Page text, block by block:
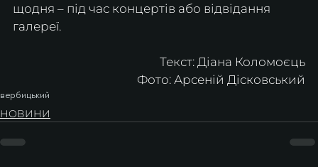
щодня – під час концертів або відвідання
галереї.
Текст: Діана Коломоєць
Фото: Арсеній Дісковський
вербицький
НОВИНИ